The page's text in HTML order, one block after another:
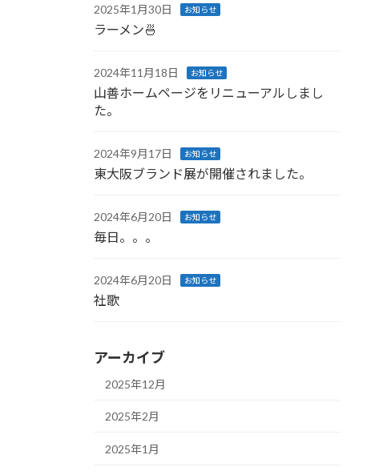
2025年1月30日 お知らせ
ラーメン🍜
2024年11月18日 お知らせ
山善ホームページをリニューアルしまし
た。
2024年9月17日 お知らせ
東大阪ブランド展が開催されました。
2024年6月20日 お知らせ
毎日。。。
2024年6月20日 お知らせ
社歌
アーカイブ
2025年12月
2025年2月
2025年1月